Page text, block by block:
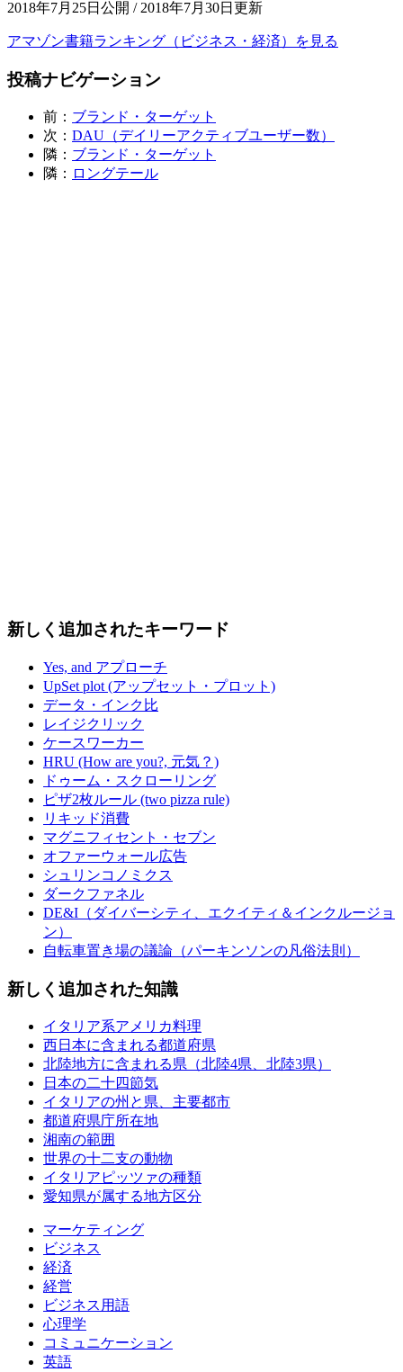
2018年7月25日公開 / 2018年7月30日更新
アマゾン書籍ランキング（ビジネス・経済）を見る
投稿ナビゲーション
前： ブランド・ターゲット
次： DAU（デイリーアクティブユーザー数）
隣： ブランド・ターゲット
隣： ロングテール
新しく追加されたキーワード
Yes, and アプローチ
UpSet plot (アップセット・プロット)
データ・インク比
レイジクリック
ケースワーカー
HRU (How are you?, 元気？)
ドゥーム・スクローリング
ピザ2枚ルール (two pizza rule)
リキッド消費
マグニフィセント・セブン
オファーウォール広告
シュリンコノミクス
ダークファネル
DE&I（ダイバーシティ、エクイティ＆インクルージョ
ン）
自転車置き場の議論（パーキンソンの凡俗法則）
新しく追加された知識
イタリア系アメリカ料理
西日本に含まれる都道府県
北陸地方に含まれる県（北陸4県、北陸3県）
日本の二十四節気
イタリアの州と県、主要都市
都道府県庁所在地
湘南の範囲
世界の十二支の動物
イタリアピッツァの種類
愛知県が属する地方区分
マーケティング
ビジネス
経済
経営
ビジネス用語
心理学
コミュニケーション
英語